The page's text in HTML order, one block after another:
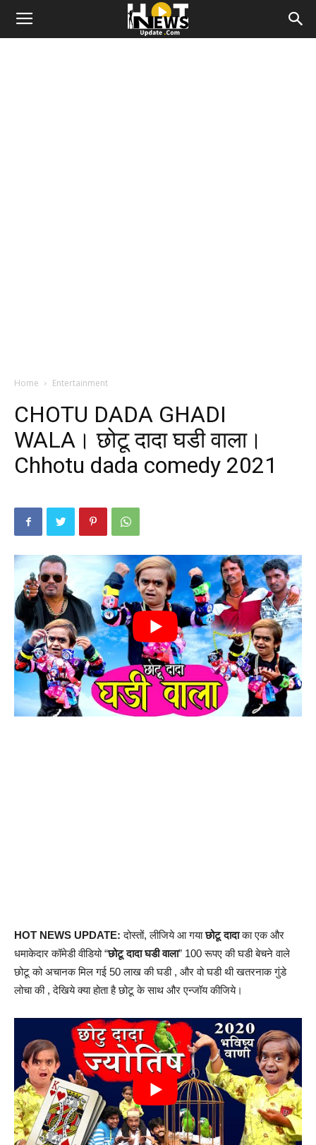
Home Entertainment
CHOTU DADA GHADI
WALA। छोटू दादा घडी वाला।
Chhotu dada comedy 2021
HOT NEWS UPDATE:दोस्तों, लीजिये आ गयाछोटू दादाका एक और
धमाकेदार कॉमेडी वीडियो “छोटू दादा घडी वाला” 100 रूपए की घडी बेचने वाले
छोटू को अचानक मिल गई 50 लाख की घडी , और वो घडी थी खतरनाक गुंडे
लोचा की , देखिये क्या होता है छोटू के साथ और एन्जॉय कीजिये।